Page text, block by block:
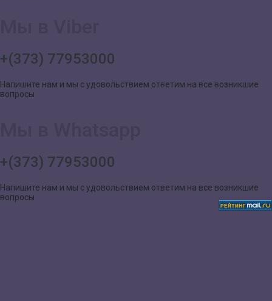
+(373) 77953000
Напишите нам и мы с удовольствием ответим на все возникшие
вопросы
+(373) 77953000
Напишите нам и мы с удовольствием ответим на все возникшие
вопросы